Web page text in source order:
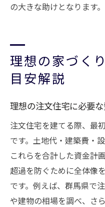
の大きな助けとなります。
理想の家づく
目安解説
理想の注文住宅に必要
注文住宅を建てる際、最
です。土地代・建築費・
これらを合計した資金計
超過を防ぐために全体像
です。例えば、群馬県で
や建物の相場を調べ、さ